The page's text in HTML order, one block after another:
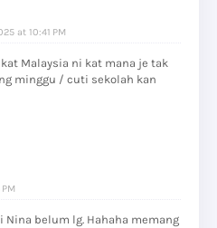
at 10:41 PM
kat Malaysia ni kat mana je tak
minggu / cuti sekolah kan
Nina belum lg. Hahaha memang